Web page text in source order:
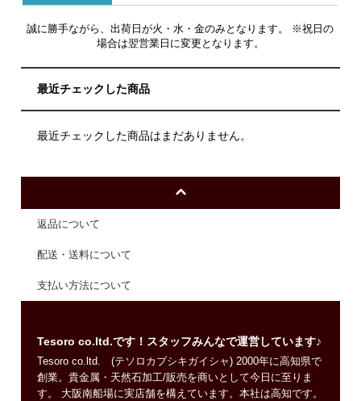
誠に勝手ながら、出荷日が火・水・金のみとなります。 ※祝日の
場合は翌営業日に変更となります。
最近チェックした商品
最近チェックした商品はまだありません。
返品について
配送・送料について
支払い方法について
Tesoro co.ltd.です！スタッフみんなで運営しています♪
Tesoro co.ltd. (テソロカブシキガイシャ) 2000年に高知県で
創業。貴金属・天然石加工/販売を商いとして今日に至りま
す。 大阪南船場に実店舗を構えています。本社は高知です。